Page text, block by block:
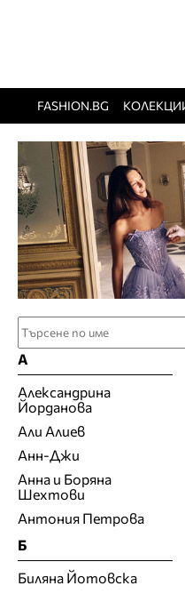
FASHION.BG
А
Александрина
Йорданова
Али Алиев
Анн-Джи
Анна и Боряна
Шехтови
Антония Петрова
Б
Биляна Йотовска